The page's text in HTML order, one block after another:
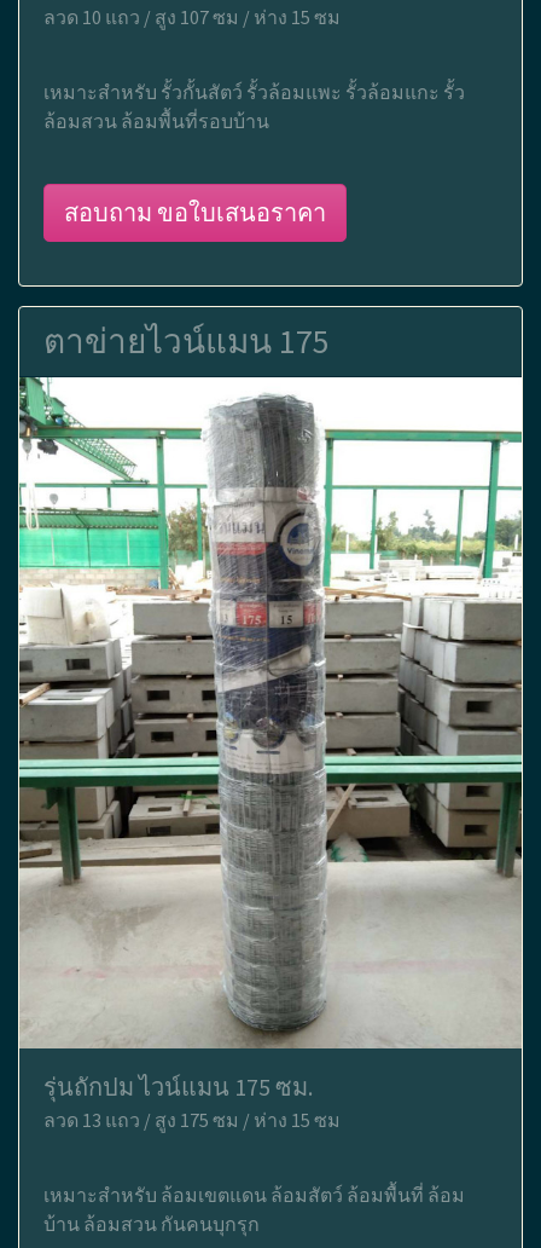
ลวด 10 แถว / สูง 107 ซม / ห่าง 15 ซม
เหมาะสำหรับ รั้วกั้นสัตว์ รั้วล้อมแพะ รั้วล้อมแกะ รั้ว
ล้อมสวน ล้อมพื้นที่รอบบ้าน
สอบถาม ขอใบเสนอราคา
ตาข่ายไวน์แมน 175
รุ่นถักปม ไวน์แมน 175 ซม.
ลวด 13 แถว / สูง 175 ซม / ห่าง 15 ซม
เหมาะสำหรับ ล้อมเขตแดน ล้อมสัตว์ ล้อมพื้นที่ ล้อม
บ้าน ล้อมสวน กันคนบุกรุก